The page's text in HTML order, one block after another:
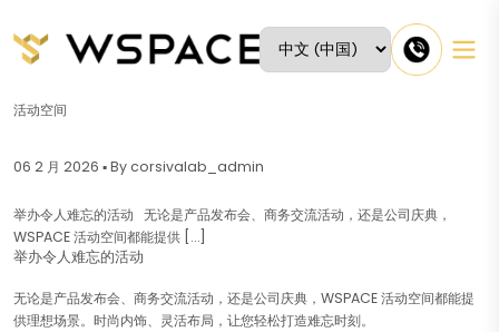
活动空间
06 2 月 2026 ▪ By corsivalab_admin
举办令人难忘的活动 无论是产品发布会、商务交流活动，还是公司庆典，
WSPACE 活动空间都能提供 […]
举办令人难忘的活动
无论是产品发布会、商务交流活动，还是公司庆典，WSPACE 活动空间都能提
供理想场景。时尚内饰、灵活布局，让您轻松打造难忘时刻。